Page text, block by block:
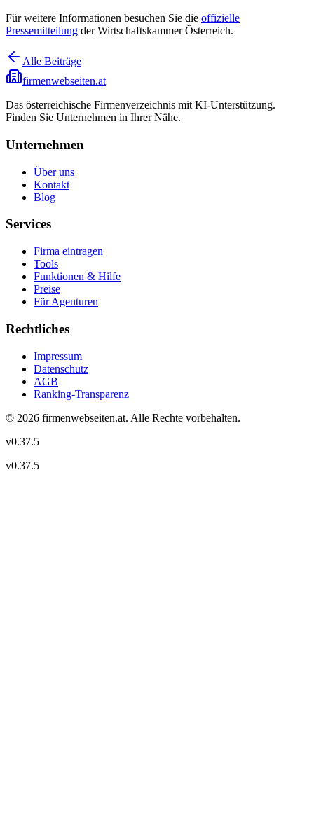
Für weitere Informationen besuchen Sie die offizielle
Pressemitteilung der Wirtschaftskammer Österreich.
Alle Beiträge
firmenwebseiten.at
Das österreichische Firmenverzeichnis mit KI-Unterstützung.
Finden Sie Unternehmen in Ihrer Nähe.
Unternehmen
Über uns
Kontakt
Blog
Services
Firma eintragen
Tools
Funktionen & Hilfe
Preise
Für Agenturen
Rechtliches
Impressum
Datenschutz
AGB
Ranking-Transparenz
© 2026 firmenwebseiten.at. Alle Rechte vorbehalten.
v0.37.5
v0.37.5